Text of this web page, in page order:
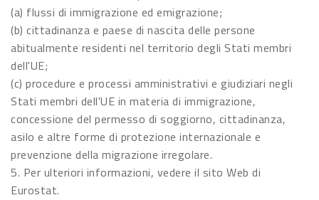
(a) flussi di immigrazione ed emigrazione;
(b) cittadinanza e paese di nascita delle persone
abitualmente residenti nel territorio degli Stati membri
dell'UE;
(c) procedure e processi amministrativi e giudiziari negli
Stati membri dell'UE in materia di immigrazione,
concessione del permesso di soggiorno, cittadinanza,
asilo e altre forme di protezione internazionale e
prevenzione della migrazione irregolare.
5. Per ulteriori informazioni, vedere il sito Web di
Eurostat.